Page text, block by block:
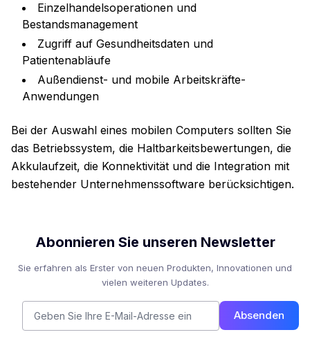
Einzelhandelsoperationen und
Bestandsmanagement
Zugriff auf Gesundheitsdaten und
Patientenabläufe
Außendienst- und mobile Arbeitskräfte-
Anwendungen
Bei der Auswahl eines mobilen Computers sollten Sie
das Betriebssystem, die Haltbarkeitsbewertungen, die
Akkulaufzeit, die Konnektivität und die Integration mit
bestehender Unternehmenssoftware berücksichtigen.
Abonnieren Sie unseren Newsletter
Sie erfahren als Erster von neuen Produkten, Innovationen und
vielen weiteren Updates.
Absenden